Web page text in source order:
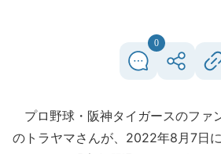
0
プロ野球・阪神タイガースのファ
のトラヤマさんが、2022年8月7日